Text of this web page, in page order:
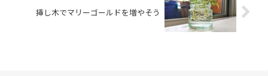
挿し木でマリーゴールドを増やそう